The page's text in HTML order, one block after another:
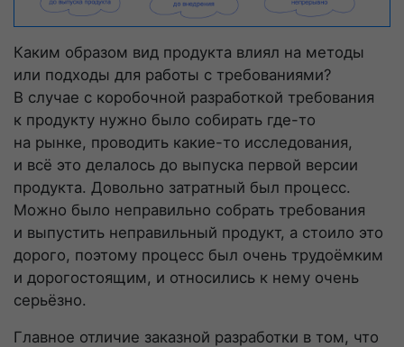
Каким образом вид продукта влиял на методы
или подходы для работы с требованиями?
В случае с коробочной разработкой требования
к продукту нужно было собирать где-то
на рынке, проводить какие-то исследования,
и всё это делалось до выпуска первой версии
продукта. Довольно затратный был процесс.
Можно было неправильно собрать требования
и выпустить неправильный продукт, а стоило это
дорого, поэтому процесс был очень трудоёмким
и дорогостоящим, и относились к нему очень
серьёзно.
Главное отличие заказной разработки в том, что